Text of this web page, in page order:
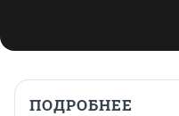
ПОДРОБНЕЕ